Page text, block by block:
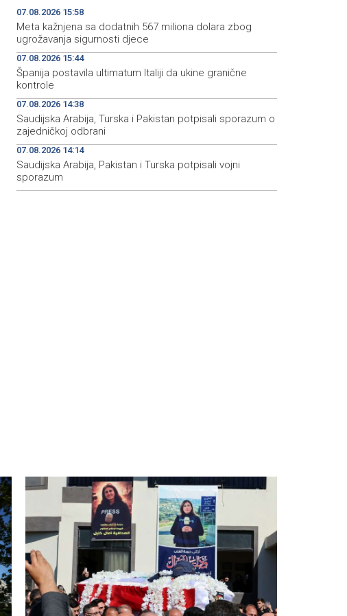
07.08.2026 15:58
Meta kažnjena sa dodatnih 567 miliona dolara zbog
ugrožavanja sigurnosti djece
07.08.2026 15:44
Španija postavila ultimatum Italiji da ukine granične
kontrole
07.08.2026 14:38
Saudijska Arabija, Turska i Pakistan potpisali sporazum o
zajedničkoj odbrani
07.08.2026 14:14
Saudijska Arabija, Pakistan i Turska potpisali vojni
sporazum